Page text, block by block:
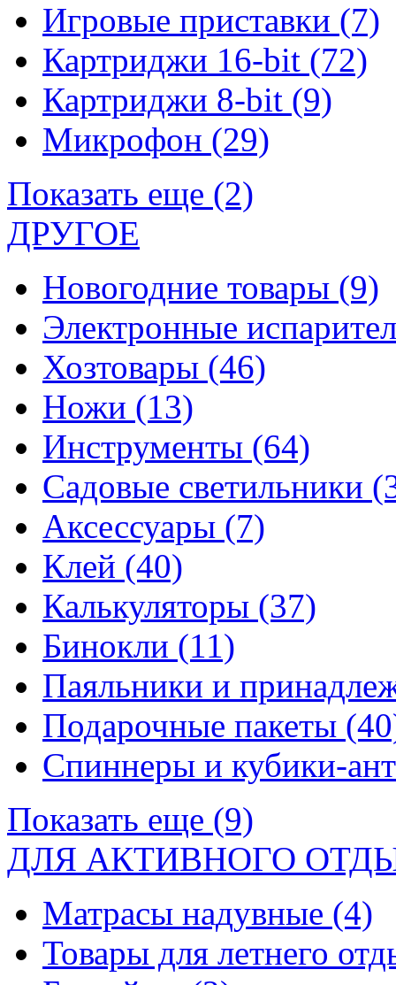
Игровые приставки (7)
Картриджи 16-bit (72)
Картриджи 8-bit (9)
Микрофон (29)
Показать еще (2)
ДРУГОЕ
Новогодние товары (9)
Электронные
Хозтовары (46)
Ножи (13)
Инструменты (64)
Садовые светильники
Аксессуары (7)
Клей (40)
Калькуляторы (37)
Бинокли (11)
Паяльники и
Подарочные пакеты
Спиннеры и кубики-
Показать еще (9)
ДЛЯ АКТИВНОГО
Матрасы надувные (4)
Товары для летнего